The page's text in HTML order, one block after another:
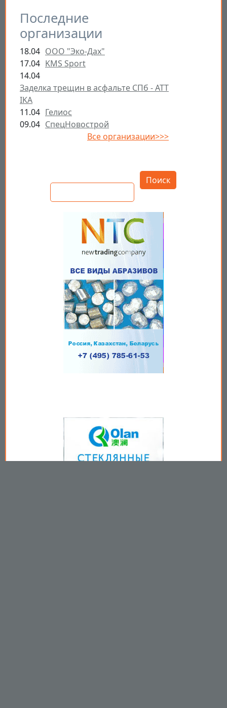
Последние
организации
18.04 ООО "Эко-Дах"
17.04 KMS Sport
14.04
Заделка трещин в асфальте СПб - ATT
IKA
11.04 Гелиос
09.04 СпецНовострой
Все организации>>>